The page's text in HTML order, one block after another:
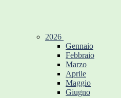
2026
Gennaio
Febbraio
Marzo
Aprile
Maggio
Giugno